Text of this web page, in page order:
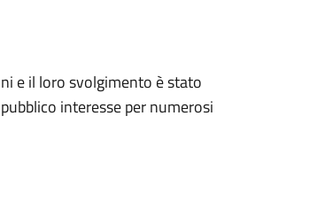
e il loro svolgimento è stato
interesse per numerosi